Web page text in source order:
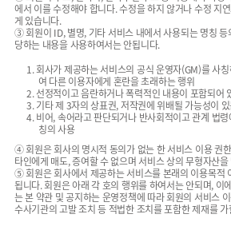
에서 이를 수정해야 합니다. 수정을 하지 않거나 수정 지
게 있습니다.
③ 회원이 ID, 별명, 기타 서비스 내에서 사용되는 명칭 등
당하는 내용을 사용하여서는 안됩니다.
1. 회사가 제공하는 서비스의 공식 운영자(GM)를 사
여 다른 이용자에게 혼란을 초래하는 행위
2. 선정적이고 음란하거나 폭력적인 내용이 포함되어
3. 기타 제 3자의 상표권, 저작권에 위배될 가능성이
4. 비어, 속어라고 판단되거나 반사회적이고 관계 법
칭의 사용
④ 회원은 회사의 명시적 동의가 없는 한 서비스 이용 권
타인에게 매도, 증여할 수 없으며 서비스 상의 무형자산
⑤ 회원은 회사에서 제공하는 서비스를 본래의 이용목적
됩니다. 회원은 아래 각 호의 행위를 하여서는 안되며, 이
는 본 약관 및 공지하는 운영정책에 따라 회원의 서비스
수사기관의 고발 조치 등 적법한 조치를 포함한 제재를